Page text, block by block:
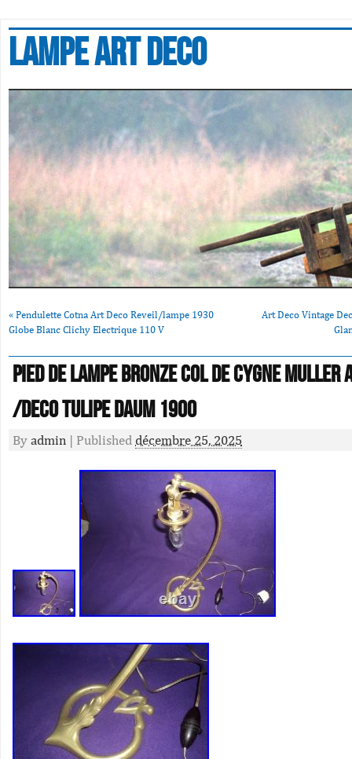
Lampe art deco
« Pendulette Cotna Art Deco Reveil/lampe 1930
Globe Blanc Clichy Electrique 110 V
Art Deco Vintage
Pied De Lampe Bronze Col De Cygne Muller
/deco Tulipe Daum 1900
By admin | Published décembre 25, 2025